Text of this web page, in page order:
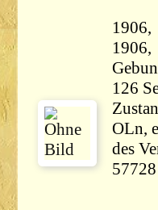
OLn,
des
57728